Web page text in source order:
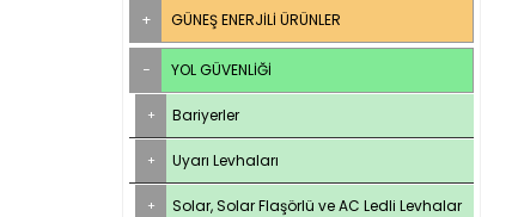
GÜNEŞ ENERJILI ÜRÜNLER
YOL GÜVENLIĞI
Bariyerler
Uyarı Levhaları
Solar, Solar Flaşörlü ve AC Ledli Levhalar